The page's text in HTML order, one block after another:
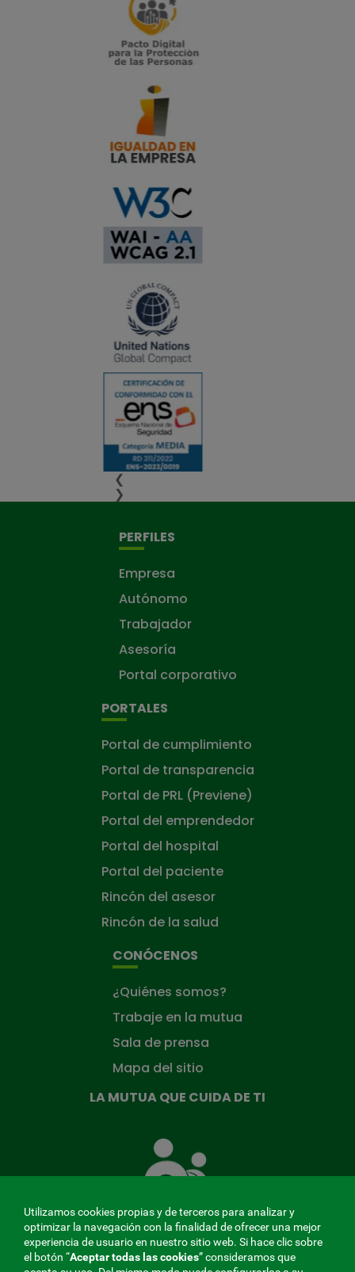
❮
❯
PERFILES
Empresa
Autónomo
Trabajador
Asesoría
Portal corporativo
PORTALES
Portal de cumplimiento
Portal de transparencia
Portal de PRL (Previene)
Portal del emprendedor
Portal del hospital
Portal del paciente
Rincón del asesor
Rincón de la salud
CONÓCENOS
¿Quiénes somos?
Trabaje en la mutua
Sala de prensa
Mapa del sitio
LA MUTUA QUE CUIDA DE TI
Mutua
que
ti
Utilizamos cookies propias y de terceros para analizar y
optimizar la navegación con la finalidad de ofrecer una mejor
experiencia de usuario en nuestro sitio web. Si hace clic sobre
el botón “Aceptar todas las cookies” consideramos que